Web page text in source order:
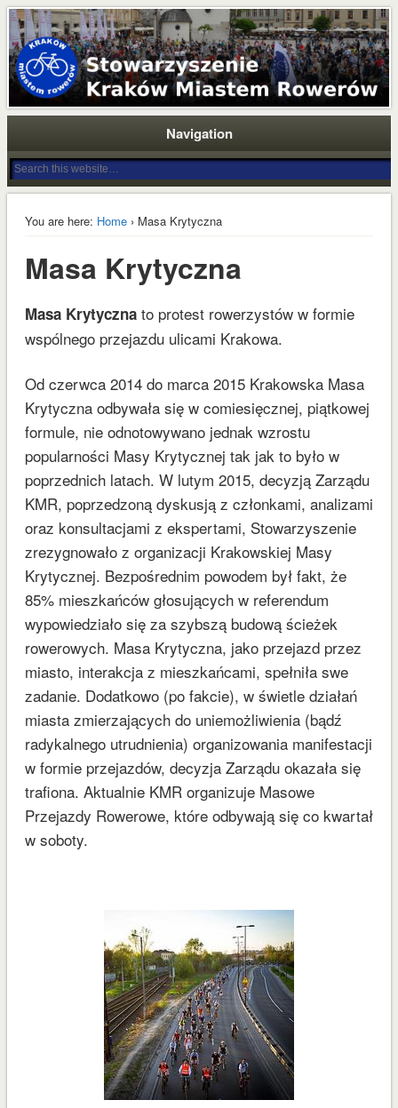
Stowarzyszenie Kraków
Miastem Rowerów
Stowarzyszenie Kraków Miastem Rowerów jest odpowiedzią społeczności
krakowskich rowerzystów na problemy komunikacyjne miasta, brak
zdecydowanych działań na rzecz budowania odpowiedniej infrastruktury oraz
promocji roweru. Nasza wizja Krakowa to zrównoważony i bezpieczny transport
oraz przestrzeń publiczna przyjazna dla mieszkańców, turystów i lokalnego
biznesu.
Navigation
You are here: Home› Masa Krytyczna
Masa Krytyczna
Masa Krytycznato protest rowerzystów w formie
wspólnego przejazdu ulicami Krakowa.
Od czerwca 2014 do marca 2015 Krakowska Masa
Krytyczna odbywała się w comiesięcznej, piątkowej
formule, nie odnotowywano jednak wzrostu
popularności Masy Krytycznej tak jak to było w
poprzednich latach. W lutym 2015, decyzją Zarządu
KMR, poprzedzoną dyskusją z członkami, analizami
oraz konsultacjami z ekspertami, Stowarzyszenie
zrezygnowało z organizacji Krakowskiej Masy
Krytycznej. Bezpośrednim powodem był fakt, że
85% mieszkańców głosujących w referendum
wypowiedziało się za szybszą budową ścieżek
rowerowych. Masa Krytyczna, jako przejazd przez
miasto, interakcja z mieszkańcami, spełniła swe
zadanie. Dodatkowo (po fakcie), w świetle działań
miasta zmierzających do uniemożliwienia (bądź
radykalnego utrudnienia) organizowania manifestacji
w formie przejazdów, decyzja Zarządu okazała się
trafiona. Aktualnie KMR organizuje Masowe
Przejazdy Rowerowe, które odbywają się co kwartał
w soboty.